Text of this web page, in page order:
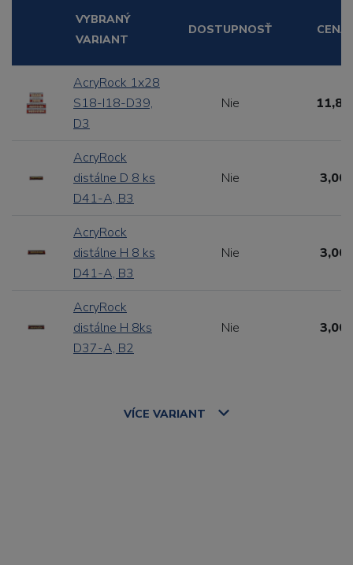
VYBRANÝ
VARIANT
DOSTUPNOSŤ CENA
AcryRock 1x28
S18-I18-D39,
D3
Nie
AcryRock
distálne D 8 ks
D41-A, B3
Nie 3,00
AcryRock
distálne H 8 ks
D41-A, B3
Nie 3,00
AcryRock
distálne H 8ks
D37-A, B2
Nie 3,00
VÍCE VARIANT